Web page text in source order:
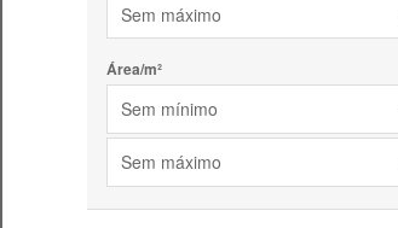
Sem máximo
Área/m²
Sem mínimo
Sem máximo